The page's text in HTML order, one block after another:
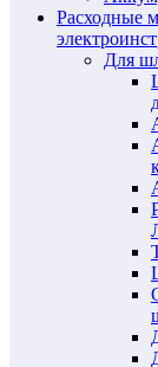
Расходные
Для